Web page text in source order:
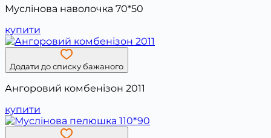
Муслінова наволочка 70*50
купити
Додати до списку бажаного
Ангоровий комбенізон 2011
купити